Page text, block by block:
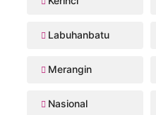
Labuhanbatu
Merangin
Nasional